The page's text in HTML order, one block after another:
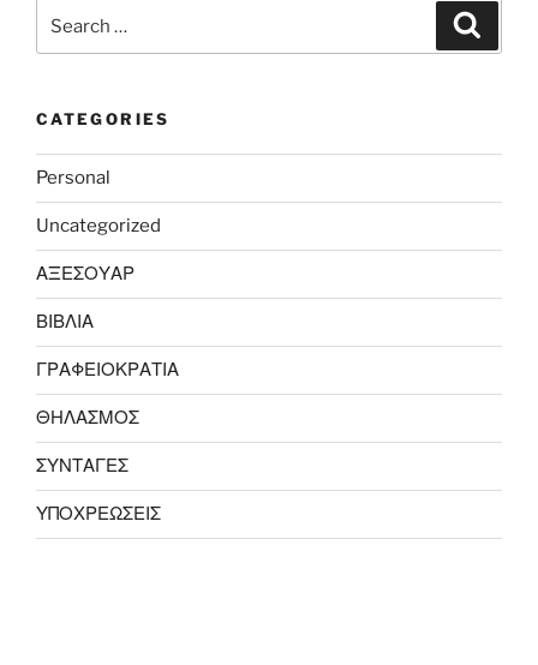
for:
CATEGORIES
Personal
Uncategorized
ΑΞΕΣΟΥΑΡ
ΒΙΒΛΙΑ
ΓΡΑΦΕΙΟΚΡΑΤΙΑ
ΘΗΛΑΣΜΟΣ
ΣΥΝΤΑΓΕΣ
ΥΠΟΧΡΕΩΣΕΙΣ